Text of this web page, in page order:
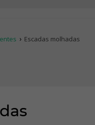
Escadas molhadas